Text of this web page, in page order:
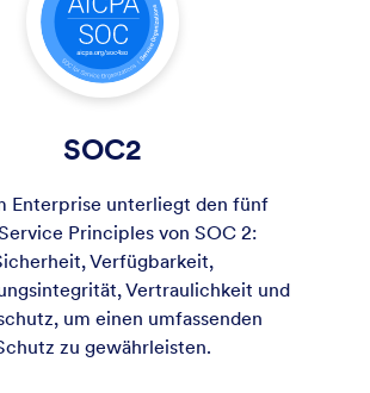
SOC2
Enterprise unterliegt den fünf
Principles von SOC 2:
Verfügbarkeit,
Vertraulichkeit und
um einen umfassenden
zu gewährleisten.